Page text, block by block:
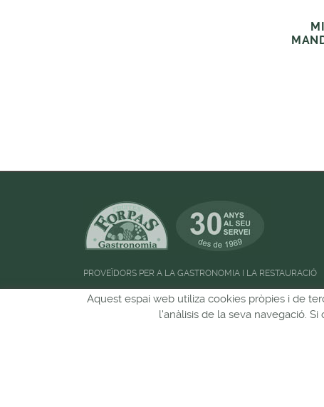
PROVEÏDORS PER A LA GASTRONOMIA I LA RESTAURACIÓ
Horari d'atenció al públic:de 09:00h a 13:00h
Aquest espai web utiliza cookies pròpies i de
l'anàlisis de la seva navegació.